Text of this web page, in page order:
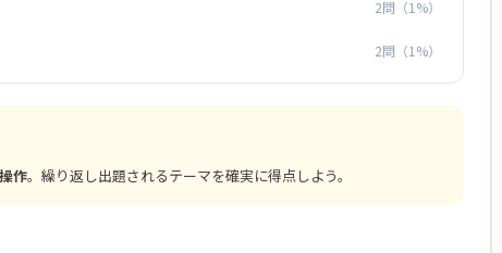
2問（1%）
2問（1%）
作。繰り返し出題されるテーマを確実に得点しよう。